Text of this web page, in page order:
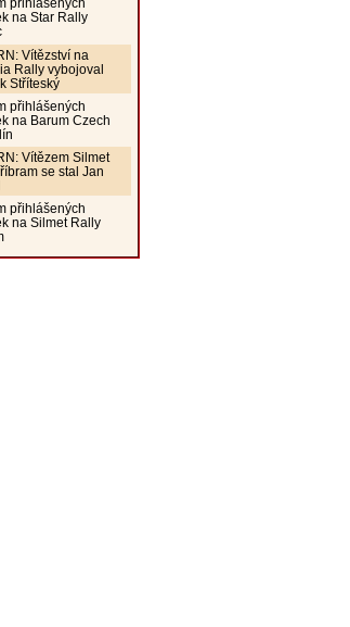
přihlášených
na Star Rally
Vítězství na
Rally vybojoval
Stříteský
přihlášených
na Barum Czech
Vítězem Silmet
se stal Jan
přihlášených
na Silmet Rally